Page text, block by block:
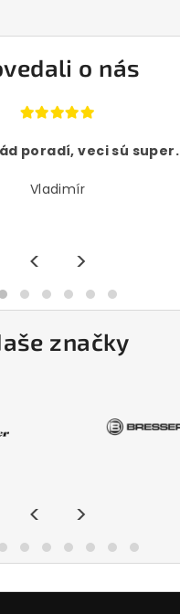
o nás
poradí, veci sú super.
Vladimír
< >
značky
< >